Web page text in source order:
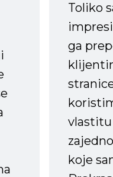
Toliko
ga
koje